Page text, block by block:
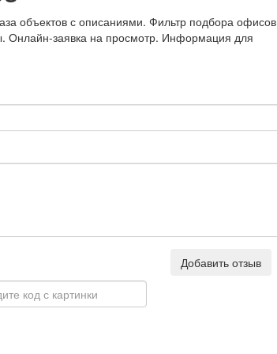
объектов с описаниями. Фильтр подбора офисов
заявка на просмотр. Информация для
Добавить отзыв